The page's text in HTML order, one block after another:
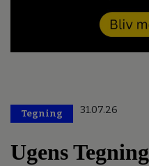
Tegning 31.07.26
Ugens Tegning